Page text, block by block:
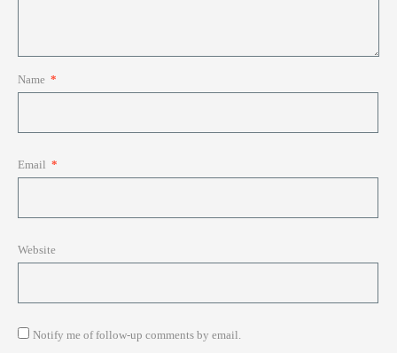
Name *
Email *
Website
Notify me of follow-up comments by email.